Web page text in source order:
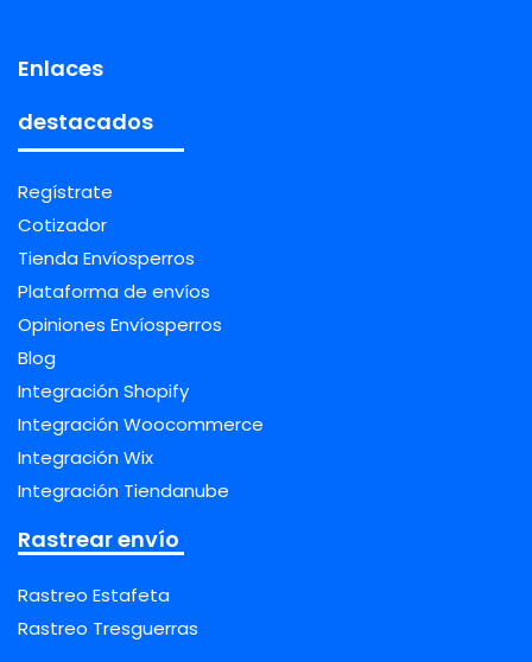
Enlaces
destacados
Regístrate
Cotizador
Tienda Envíosperros
Plataforma de envíos
Opiniones Envíosperros
Blog
Integración Shopify
Integración Woocommerce
Integración Wix
Integración Tiendanube
Rastrear envío
Rastreo Estafeta
Rastreo Tresguerras